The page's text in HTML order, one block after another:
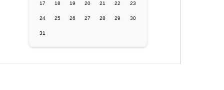
17 18 19 20 21 22 23
24 25 26 27 28 29 30
31